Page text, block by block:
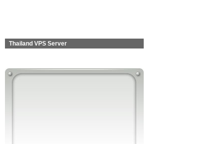
Thailand VPS Server